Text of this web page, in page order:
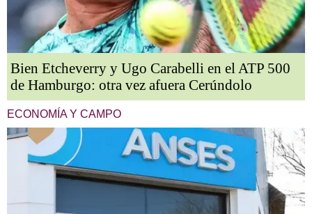
Bien Etcheverry y Ugo Carabelli en el ATP 500
de Hamburgo: otra vez afuera Cerúndolo
ECONOMÍA Y CAMPO